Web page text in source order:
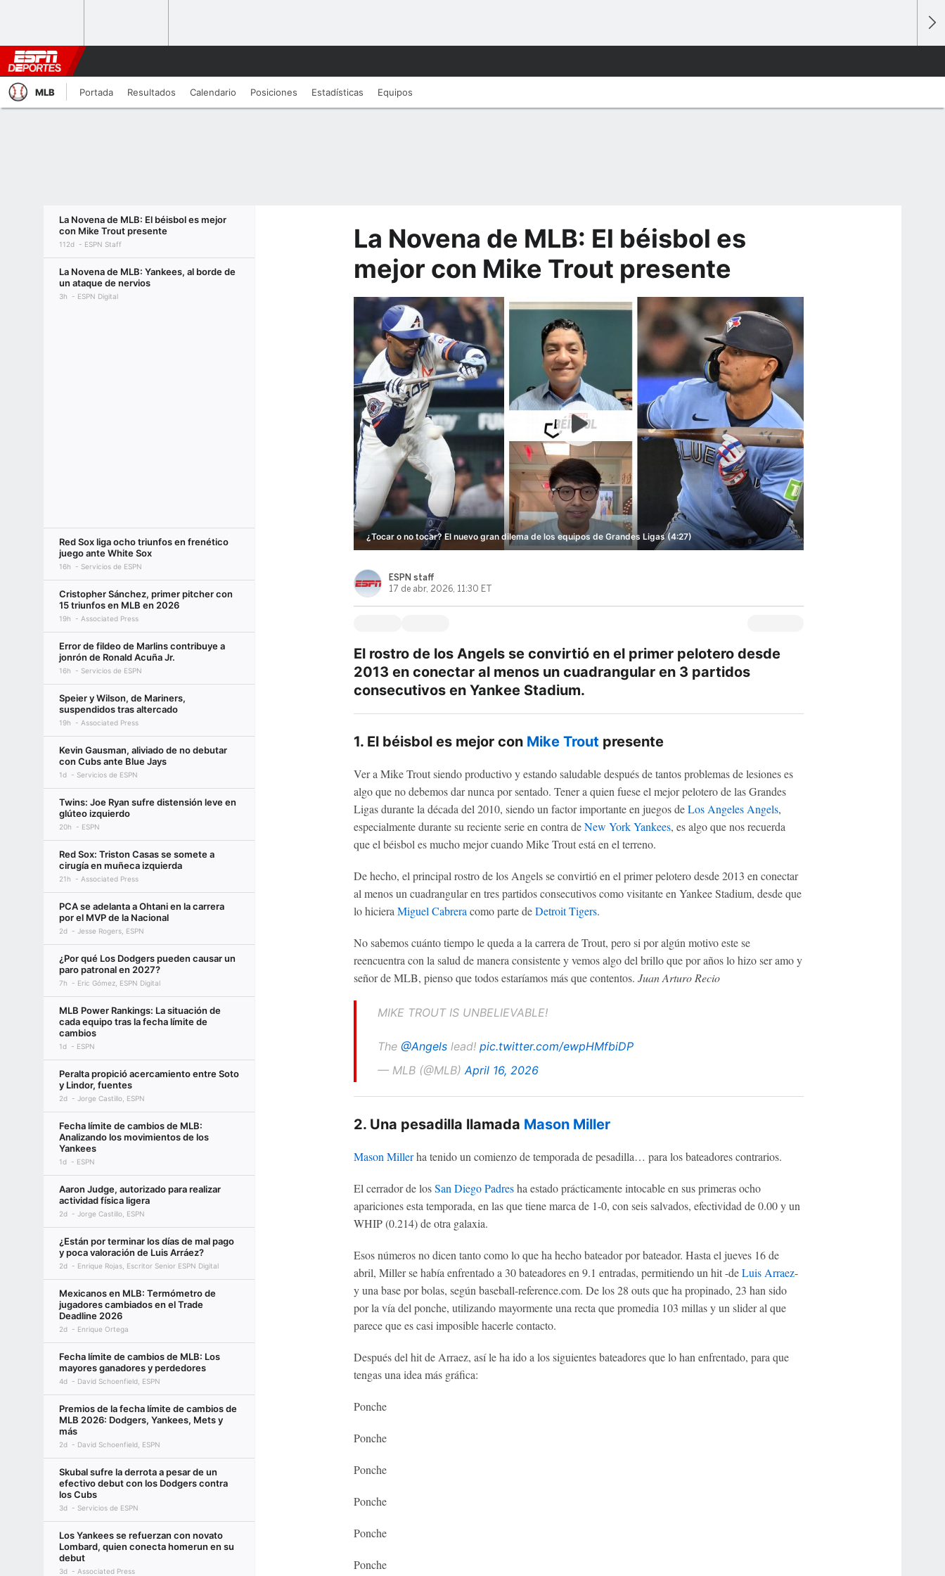
MLB Portada Resultados Calendario Posiciones Estadísticas Equipos
La Novena de MLB: El béisbol es mejor
con Mike Trout presente
112d ESPN Staff
La Novena de MLB: Yankees, al borde de
un ataque de nervios
3h ESPN Digital
Red Sox liga ocho triunfos en frenético
juego ante White Sox
16h Servicios de ESPN
Cristopher Sánchez, primer pitcher con
15 triunfos en MLB en 2026
19h Associated Press
Error de fildeo de Marlins contribuye a
jonrón de Ronald Acuña Jr.
16h Servicios de ESPN
Speier y Wilson, de Mariners,
suspendidos tras altercado
19h Associated Press
Kevin Gausman, aliviado de no debutar
con Cubs ante Blue Jays
1d Servicios de ESPN
Twins: Joe Ryan sufre distensión leve en
glúteo izquierdo
20h ESPN
Red Sox: Triston Casas se somete a
cirugía en muñeca izquierda
21h Associated Press
PCA se adelanta a Ohtani en la carrera
por el MVP de la Nacional
2d Jesse Rogers, ESPN
¿Por qué Los Dodgers pueden causar un
paro patronal en 2027?
7h Eric Gómez, ESPN Digital
MLB Power Rankings: La situación de
cada equipo tras la fecha límite de
cambios
1d ESPN
Peralta propició acercamiento entre Soto
y Lindor, fuentes
2d Jorge Castillo, ESPN
Fecha límite de cambios de MLB:
Analizando los movimientos de los
Yankees
1d ESPN
Aaron Judge, autorizado para realizar
actividad física ligera
2d Jorge Castillo, ESPN
¿Están por terminar los días de mal pago
y poca valoración de Luis Arráez?
2d Enrique Rojas, Escritor Senior ESPN Digital
Mexicanos en MLB: Termómetro de
jugadores cambiados en el Trade
Deadline 2026
2d Enrique Ortega
Fecha límite de cambios de MLB: Los
mayores ganadores y perdedores
4d David Schoenfield, ESPN
Premios de la fecha límite de cambios de
MLB 2026: Dodgers, Yankees, Mets y
más
2d David Schoenfield, ESPN
Skubal sufre la derrota a pesar de un
efectivo debut con los Dodgers contra
los Cubs
3d Servicios de ESPN
Los Yankees se refuerzan con novato
Lombard, quien conecta homerun en su
debut
3d Associated Press
La Novena de MLB: El béisbol es
mejor con Mike Trout presente
¿Tocar o no tocar? El nuevo gran dilema de los equipos de Grandes Ligas (4:27)
ESPN staff
17 de abr, 2026, 11:30 ET
El rostro de los Angels se convirtió en el primer pelotero desde
2013 en conectar al menos un cuadrangular en 3 partidos
consecutivos en Yankee Stadium.
1. El béisbol es mejor con Mike Trout presente
Ver a Mike Trout siendo productivo y estando saludable después de tantos problemas de lesiones es
algo que no debemos dar nunca por sentado. Tener a quien fuese el mejor pelotero de las Grandes
Ligas durante la década del 2010, siendo un factor importante en juegos deLos Angeles Angels,
especialmente durante su reciente serie en contra deNew York Yankees, es algo que nos recuerda
que el béisbol es mucho mejor cuando Mike Trout está en el terreno.
De hecho, el principal rostro de los Angels se convirtió en el primer pelotero desde 2013 en conectar
al menos un cuadrangular en tres partidos consecutivos como visitante en Yankee Stadium, desde que
lo hiciera Miguel Cabrera como parte deDetroit Tigers.
No sabemos cuánto tiempo le queda a la carrera de Trout, pero si por algún motivo este se
reencuentra con la salud de manera consistente y vemos algo del brillo que por años lo hizo ser amo y
señor de MLB, pienso que todos estaríamos más que contentos. Juan Arturo Recio
MIKE TROUT IS UNBELIEVABLE!
The @Angelslead! pic.twitter.com/ewpHMfbiDP
— MLB (@MLB)April 16, 2026
2. Una pesadilla llamada Mason Miller
Mason Millerha tenido un comienzo de temporada de pesadilla… para los bateadores contrarios.
El cerrador de losSan Diego Padresha estado prácticamente intocable en sus primeras ocho
apariciones esta temporada, en las que tiene marca de 1-0, con seis salvados, efectividad de 0.00 y un
WHIP (0.214) de otra galaxia.
Esos números no dicen tanto como lo que ha hecho bateador por bateador. Hasta el jueves 16 de
abril, Miller se había enfrentado a 30 bateadores en 9.1 entradas, permitiendo un hit -deLuis Arraez-
y una base por bolas, según baseball-reference.com. De los 28 outs que ha propinado, 23 han sido
por la vía del ponche, utilizando mayormente una recta que promedia 103 millas y un slider al que
parece que es casi imposible hacerle contacto.
Después del hit de Arraez, así le ha ido a los siguientes bateadores que lo han enfrentado, para que
tengas una idea más gráfica:
Ponche
Ponche
Ponche
Ponche
Ponche
Ponche